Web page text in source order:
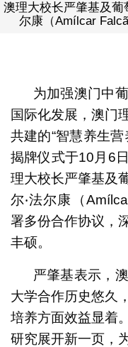
澳理大校长严肇基及葡
尔康（Amílcar
为加强澳门中
国际化发展，澳门
共建的“智慧养生营
揭牌仪式于10月6
理大校长严肇基及
尔‧法尔康（
署多份合作协议，
丰硕。
严肇基表示，
大学合作历史悠久
培养方面效益显着
研究展开新一页，